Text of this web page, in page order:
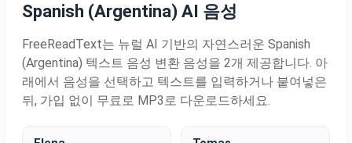
Spanish (Argentina) AI 음성
FreeReadText는 뉴럴 AI 기반의 자연스러운 Spanish
(Argentina) 텍스트 음성 변환 음성을 2개 제공합니다. 아
래에서 음성을 선택하고 텍스트를 입력하거나 붙여넣은
뒤, 가입 없이 무료로 MP3로 다운로드하세요.